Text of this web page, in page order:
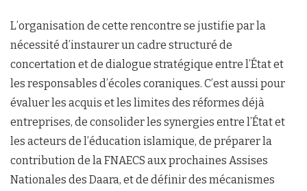
L’organisation de cette rencontre se justifie par la
nécessité d’instaurer un cadre structuré de
concertation et de dialogue stratégique entre l’État et
les responsables d’écoles coraniques. C’est aussi pour
évaluer les acquis et les limites des réformes déjà
entreprises, de consolider les synergies entre l’État et
les acteurs de l’éducation islamique, de préparer la
contribution de la FNAECS aux prochaines Assises
Nationales des Daara, et de définir des mécanismes